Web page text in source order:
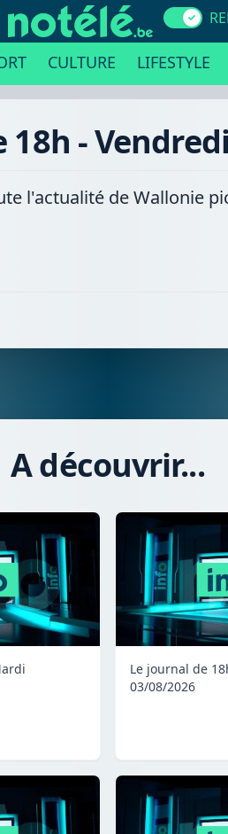
CULTURE LIFESTYLE
-
l'actualité de Wallonie
A découvrir...
Le journal de
03/08/2026